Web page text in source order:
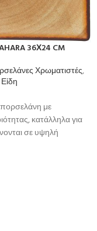
36Χ24 CM
Χρωματιστές,
με
κατάλληλα για
σε υψηλή